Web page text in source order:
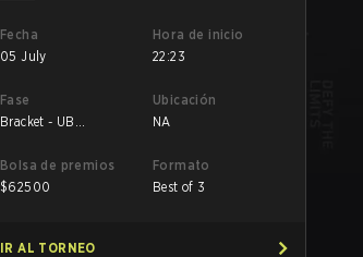
Fecha
05 July
Hora de inicio
22:23
Fase
Bracket - UB
Ubicación
NA
Bolsa de premios
$62500
Formato
Best of 3
IR AL TORNEO